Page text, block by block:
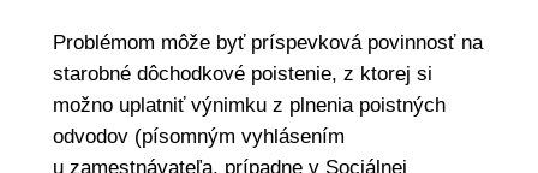
Problémom môže byť príspevková povinnosť na
starobné dôchodkové poistenie, z ktorej si
možno uplatniť výnimku z plnenia poistných
odvodov (písomným vyhlásením
u zamestnávateľa, prípadne v Sociálnej